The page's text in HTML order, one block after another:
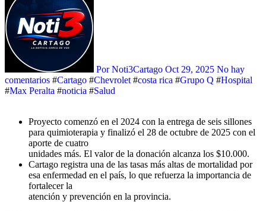
Por Noti3Cartago Oct 29, 2025 No hay
comentarios #Cartago #Chevrolet #costa rica #Grupo Q #Hospital
#Max Peralta #noticia #Salud
Proyecto comenzó en el 2024 con la entrega de seis sillones
para quimioterapia y finalizó el 28 de octubre de 2025 con el
aporte de cuatro
unidades más. El valor de la donación alcanza los $10.000.
Cartago registra una de las tasas más altas de mortalidad por
esa enfermedad en el país, lo que refuerza la importancia de
fortalecer la
atención y prevención en la provincia.